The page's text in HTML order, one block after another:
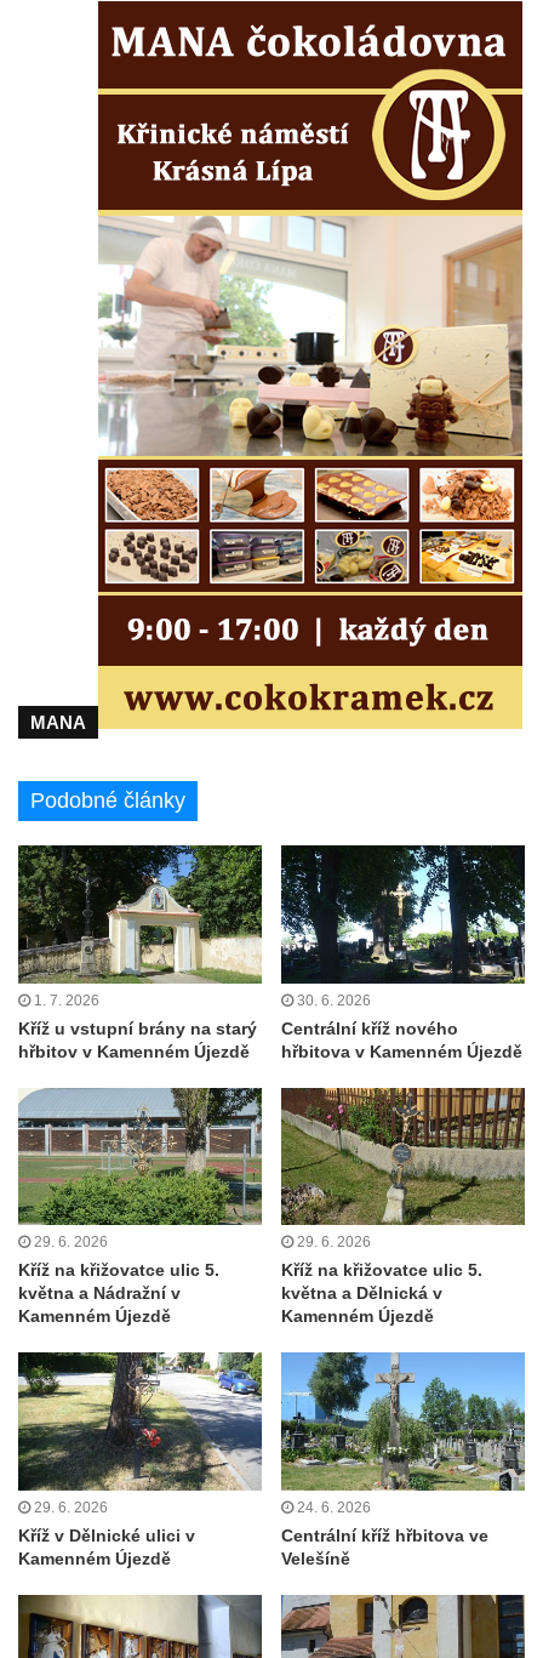
svatého Václava v Rychnově u Jablonce
nad Nisou
Misijní kříž na kostele svatého Václava v
Rychnově u Jablonce nad Nisou
Kříž u domu čp. 23 v Pulečném
Kříž u rozcestí u domu čp. 53 v Maršovicích
Centrální kříž hřbitova v Krásné u Pěnčína
Boží muka v zámeckém parku Dolního
zámku v Teplicích nad Metují
Kříž na náměstí Aloise Jiráska v Teplicích
nad Metují
Kříž před kostelem Panny Marie Pomocné v
Teplicích nad Metují
Kříž na hřbitově v Teplicích nad Metují
Boží muka nad pramenem U svatého
Antoníčka v Teplicích nad Metují
Kříž u kostela Nanebevzetí Panny Marie v
Polici nad Metují
Pánův kříž v Broumovských stěnách
Machovský kříž v Broumovských stěnách
Kříž u domu čp. 113 na Vlčí Hoře
Kříž pod domem čp. 177 na Vlčí Hoře
Centrální kříž hřbitova Vlčí Hora
Kříž u domu čp. 128 na Vlčí Hoře
Kříž u domu čp. 79 v ulici Salmovská ve
Velkém Šenově
Kříž naproti domu čp. 23 v ulici Salmovská
ve Velkém Šenově
Kříž u kostela svatého Jana Křtitele v
Teplicích
Údajný kříž u silnice č. 15 západně od
Želkovic pod horou Libeš
Kříž u silnice č. 15 západně od Želkovic
Kříž u silnice č. 15 jižně od Šepetel
Kříž západně od domu čp. 85 v ulici Na
Vilouni v Třebívlicích
Kříž na rozcestí naproti domu čp. 714 v
Centrální kříž hřbitova Šumburk nad
Desnou v Tanvaldu
Kříž u kostela svatého Františka z Assisi v
Tanvaldu
Kříž u kostela svatého Jana Nepomuckého
ve Starých Křečanech
Kříž u domu čp. 2 v Rybništi
MANA
Podobné články
1. 7. 2026
Kříž u vstupní brány na starý
hřbitov v Kamenném Újezdě
30. 6. 2026
Centrální kříž nového
hřbitova v Kamenném Újezdě
29. 6. 2026
Kříž na křižovatce ulic 5.
května a Nádražní v
Kamenném Újezdě
29. 6. 2026
Kříž na křižovatce ulic 5.
května a Dělnická v
Kamenném Újezdě
29. 6. 2026
Kříž v Dělnické ulici v
Kamenném Újezdě
24. 6. 2026
Centrální kříž hřbitova ve
Velešíně